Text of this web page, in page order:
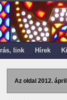
Írás, link Hírek
Az oldal 2012.